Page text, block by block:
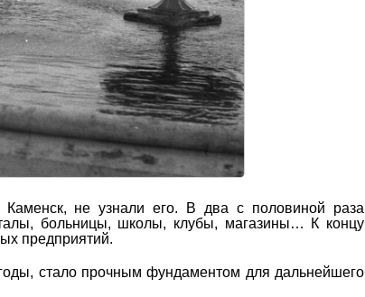
не узнали его. В два с половиной раза
больницы, школы, клубы, магазины… К концу
предприятий.
стало прочным фундаментом для дальнейшего